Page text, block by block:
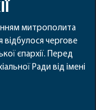
митрополита
відбулося чергове
єпархії. Перед
Ради від імені